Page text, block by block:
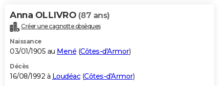
Anna OLLIVRO (87 ans)
Créer une cagnotte obsèques
Naissance
03/01/1905 au Mené (Côtes-d'Armor)
Décès
16/08/1992 à Loudéac(Côtes-d'Armor)